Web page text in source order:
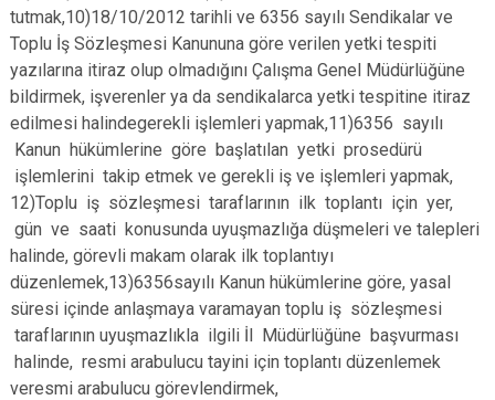
tutmak,10)18/10/2012 tarihli ve 6356 sayılı Sendikalar ve
Toplu İş Sözleşmesi Kanununa göre verilen yetki tespiti
yazılarına itiraz olup olmadığını Çalışma Genel Müdürlüğüne
bildirmek, işverenler ya da sendikalarca yetki tespitine itiraz
edilmesi halindegerekli işlemleri yapmak,11)6356 sayılı
Kanun hükümlerine göre başlatılan yetki prosedürü
işlemlerini takip etmek ve gerekli iş ve işlemleri yapmak,
12)Toplu iş sözleşmesi taraflarının ilk toplantı için yer,
gün ve saati konusunda uyuşmazlığa düşmeleri ve talepleri
halinde, görevli makam olarak ilk toplantıyı
düzenlemek,13)6356sayılı Kanun hükümlerine göre, yasal
süresi içinde anlaşmaya varamayan toplu iş sözleşmesi
taraflarının uyuşmazlıkla ilgili İl Müdürlüğüne başvurması
halinde, resmi arabulucu tayini için toplantı düzenlemek
veresmi arabulucu görevlendirmek,